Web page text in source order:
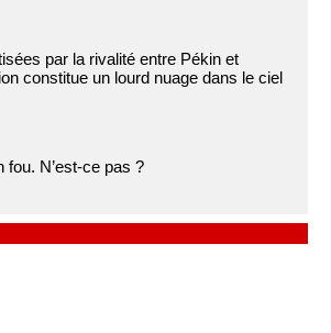
par la rivalité entre Pékin et
constitue un lourd nuage dans le ciel
N’est-ce pas ?